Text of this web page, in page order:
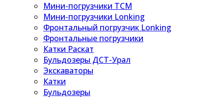
Мини-погрузчики TCM
Мини-погрузчики Lonking
Фронтальный погрузчик Lonking
Фронтальные погрузчики
Катки Раскат
Бульдозеры ДСТ-Урал
Экскаваторы
Катки
Бульдозеры